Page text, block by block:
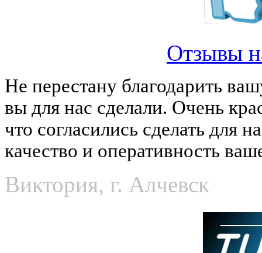
Отзывы
Не перестану благодарить
вы для нас сделали. Очень
что согласились сделать для
качество и оперативность
Виктория, г. Алчевск